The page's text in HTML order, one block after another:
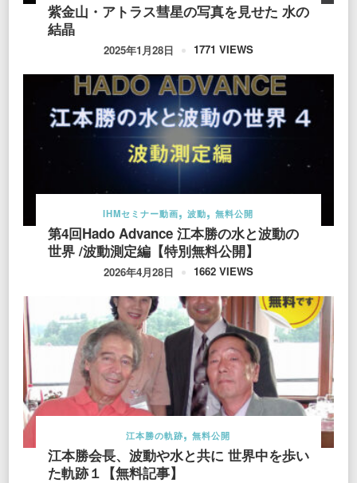
紫金山・アトラス彗星の写真を見せた 水の
結晶
2025年1月28日 1771 VIEWS
IHMセミナー動画 波動 無料公開
第4回Hado Advance 江本勝の水と波動の
世界 /波動測定編【特別無料公開】
2026年4月28日 1662 VIEWS
江本勝の軌跡 無料公開
江本勝会長、波動や水と共に 世界中を歩い
た軌跡１【無料記事】